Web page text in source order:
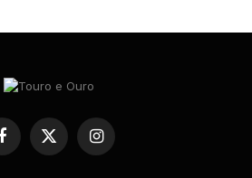
Facebook
X
(Twitter)
Instagram